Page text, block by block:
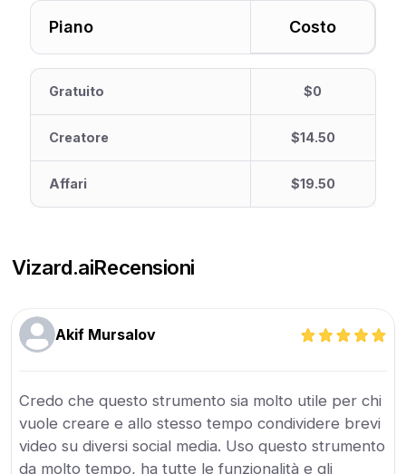
Piano Costo
Gratuito $0
Creatore $14.50
Affari $19.50
Vizard.aiRecensioni
Akif Mursalov
Credo che questo strumento sia molto utile per chi
vuole creare e allo stesso tempo condividere brevi
video su diversi social media. Uso questo strumento
da molto tempo, ha tutte le funzionalità e gli